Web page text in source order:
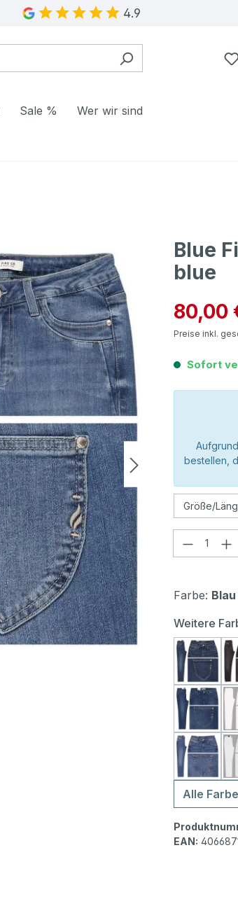
4.9
Sale % Wer wir sind
Blue
blue
80,00
Preise inkl.
Sofort
bestellen,
Farbe:
Weitere
Blue
Blue
Blue
Alle
EAN: